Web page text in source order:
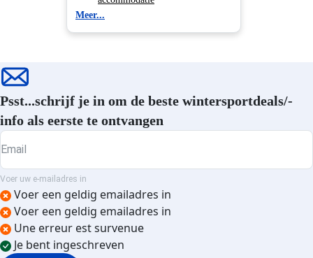
Les Arcs 1600 accommodatie
Les Arcs 2000 accommodatie
Plagne - Les Coches
accommodatie
Plagne - Aime 2000
Plagne - Belle Plagne
Plagne - Montchavin
accommodatie
Plagne 1800 accommodatie
Plagne - Champagny en Vanoise
Tignes 1800 accommodatie
Tignes 2100 Le Lac
Meer...
Psst...schrijf je in om de beste wintersportdeals/-
info als eerste te ontvangen
Email
Voer uw e-mailadres in
Voer een geldig emailadres in
Voer een geldig emailadres in
Une erreur est survenue
Je bent ingeschreven